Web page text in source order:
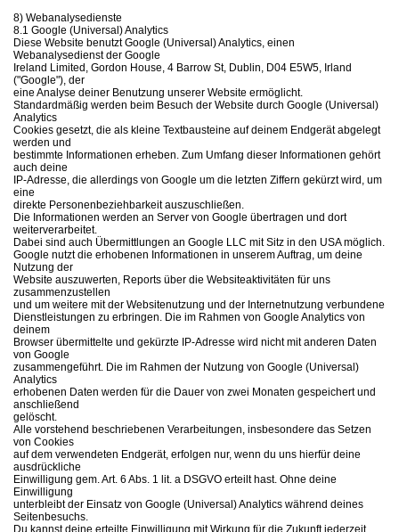
8) Webanalysedienste
8.1 Google (Universal) Analytics
Diese Website benutzt Google (Universal) Analytics, einen
Webanalysedienst der Google
Ireland Limited, Gordon House, 4 Barrow St, Dublin, D04 E5W5, Irland
("Google"), der
eine Analyse deiner Benutzung unserer Website ermöglicht.
Standardmäßig werden beim Besuch der Website durch Google (Universal)
Analytics
Cookies gesetzt, die als kleine Textbausteine auf deinem Endgerät abgelegt
werden und
bestimmte Informationen erheben. Zum Umfang dieser Informationen gehört
auch deine
IP-Adresse, die allerdings von Google um die letzten Ziffern gekürzt wird, um
eine
direkte Personenbeziehbarkeit auszuschließen.
Die Informationen werden an Server von Google übertragen und dort
weiterverarbeitet.
Dabei sind auch Übermittlungen an Google LLC mit Sitz in den USA möglich.
Google nutzt die erhobenen Informationen in unserem Auftrag, um deine
Nutzung der
Website auszuwerten, Reports über die Websiteaktivitäten für uns
zusammenzustellen
und um weitere mit der Websitenutzung und der Internetnutzung verbundene
Dienstleistungen zu erbringen. Die im Rahmen von Google Analytics von
deinem
Browser übermittelte und gekürzte IP-Adresse wird nicht mit anderen Daten
von Google
zusammengeführt. Die im Rahmen der Nutzung von Google (Universal)
Analytics
erhobenen Daten werden für die Dauer von zwei Monaten gespeichert und
anschließend
gelöscht.
Alle vorstehend beschriebenen Verarbeitungen, insbesondere das Setzen
von Cookies
auf dem verwendeten Endgerät, erfolgen nur, wenn du uns hierfür deine
ausdrückliche
Einwilligung gem. Art. 6 Abs. 1 lit. a DSGVO erteilt hast. Ohne deine
Einwilligung
unterbleibt der Einsatz von Google (Universal) Analytics während deines
Seitenbesuchs.
Du kannst deine erteilte Einwilligung mit Wirkung für die Zukunft jederzeit